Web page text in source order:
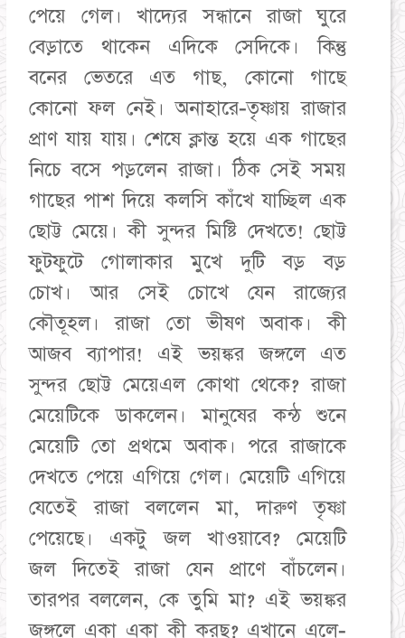
পেয়ে গেল। খাদ্যের সন্ধানে রাজা ঘুরে
বেড়াতে থাকেন এদিকে সেদিকে। কিন্তু
বনের ভেতরে এত গাছ, কোনো গাছে
কোনো ফল নেই। অনাহারে-তৃষ্ণায় রাজার
প্রাণ যায় যায়। শেষে ক্লান্ত হয়ে এক গাছের
নিচে বসে পড়লেন রাজা। ঠিক সেই সময়
গাছের পাশ দিয়ে কলসি কাঁখে যাচ্ছিল এক
ছোট্ট মেয়ে। কী সুন্দর মিষ্টি দেখতে! ছোট্ট
ফুটফুটে গোলাকার মুখে দুটি বড় বড়
চোখ। আর সেই চোখে যেন রাজ্যের
কৌতূহল। রাজা তো ভীষণ অবাক। কী
আজব ব্যাপার! এই ভয়ঙ্কর জঙ্গলে এত
সুন্দর ছোট্ট মেয়েএল কোথা থেকে? রাজা
মেয়েটিকে ডাকলেন। মানুষের কন্ঠ শুনে
মেয়েটি তো প্রথমে অবাক। পরে রাজাকে
দেখতে পেয়ে এগিয়ে গেল। মেয়েটি এগিয়ে
যেতেই রাজা বললেন মা, দারুণ তৃষ্ণা
পেয়েছে। একটু জল খাওয়াবে? মেয়েটি
জল দিতেই রাজা যেন প্রাণে বাঁচলেন।
তারপর বললেন, কে তুমি মা? এই ভয়ঙ্কর
জঙ্গলে একা একা কী করছ? এখানে এলে-